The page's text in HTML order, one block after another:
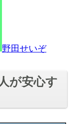
野田せいぞ
が安心す